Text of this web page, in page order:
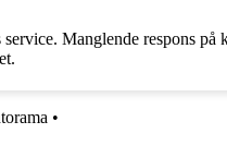
Manglende respons på
•